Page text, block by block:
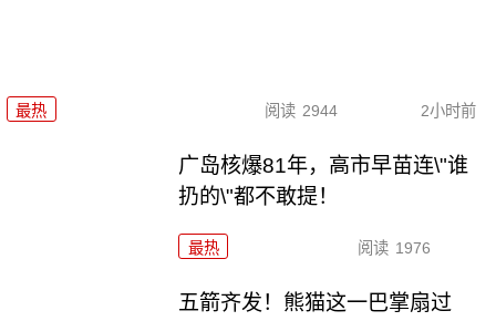
最热 阅读 2944 2小时前
广岛核爆81年，高市早苗连\"谁
扔的\"都不敢提！
最热 阅读 1976
五箭齐发！熊猫这一巴掌扇过